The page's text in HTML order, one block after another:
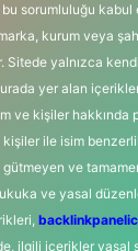
sorumluluğu kabul
kurum veya
Sitede yalnızca
yer alan
ve kişiler hakkında
ile isim
gütmeyen ve
ve yasal
ilgili içerikler yasal